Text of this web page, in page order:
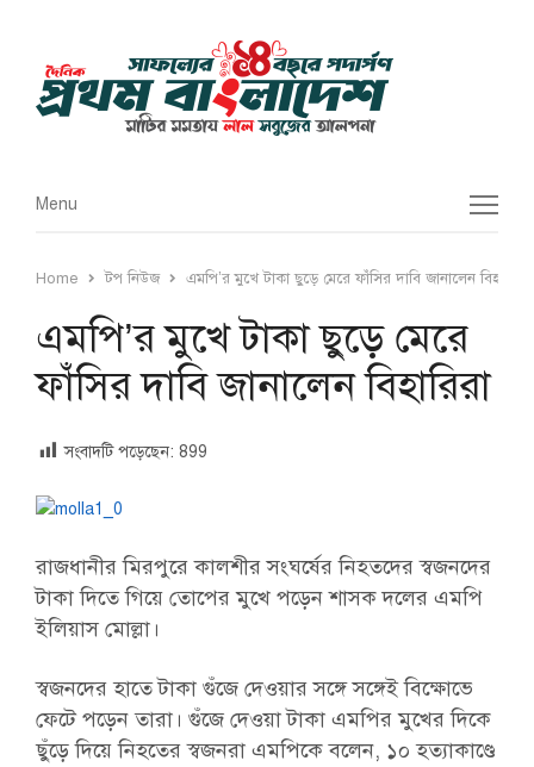
Menu
Menu
Home টপ নিউজ এমপি’র মুখে টাকা ছুড়ে মেরে ফাঁসির দাবি জানালেন বিহারিরা
এমপি’র মুখে টাকা ছুড়ে মেরে
ফাঁসির দাবি জানালেন বিহারিরা
সংবাদটি পড়েছেন: 899
রাজধানীর মিরপুরে কালশীর সংঘর্ষের নিহতদের স্বজনদের
টাকা দিতে গিয়ে তোপের মুখে পড়েন শাসক দলের এমপি
ইলিয়াস মোল্লা।
স্বজনদের হাতে টাকা গুঁজে দেওয়ার সঙ্গে সঙ্গেই বিক্ষোভে
ফেটে পড়েন তারা। গুঁজে দেওয়া টাকা এমপির মুখের দিকে
ছুঁড়ে দিয়ে নিহতের স্বজনরা এমপিকে বলেন, ১০ হত্যাকাণ্ডে